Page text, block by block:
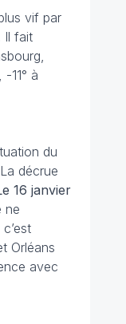
vif par
Il fait
11° à
du
décrue
16 janvier
ne
Orléans
avec